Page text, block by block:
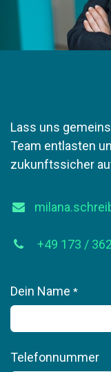
Lass uns
Team entlasten
zukunftssicher
+49 173 /
Dein Name *
Telefonnummer